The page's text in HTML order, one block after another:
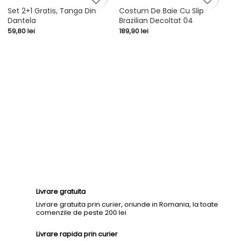
Set 2+1 Gratis, Tanga Din
Dantela
Pret
59,80 lei
Costum De Baie Cu Slip
Brazilian Decoltat 04
Pret
189,90 lei
Livrare gratuita
Livrare gratuita prin curier, oriunde in Romania, la toate
comenzile de peste 200 lei
Livrare rapida prin curier